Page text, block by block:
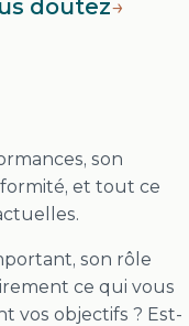
doutez→
son
et tout ce
son rôle
ce qui vous
vos objectifs ? Est-